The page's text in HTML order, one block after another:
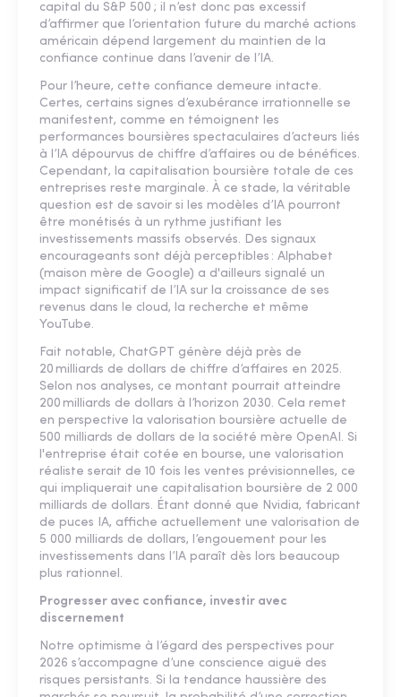
capital du S&P 500 ; il n’est donc pas excessif
d’affirmer que l’orientation future du marché actions
américain dépend largement du maintien de la
confiance continue dans l’avenir de l’IA.
Pour l’heure, cette confiance demeure intacte.
Certes, certains signes d’exubérance irrationnelle se
manifestent, comme en témoignent les
performances boursières spectaculaires d’acteurs liés
à l’IA dépourvus de chiffre d’affaires ou de bénéfices.
Cependant, la capitalisation boursière totale de ces
entreprises reste marginale. À ce stade, la véritable
question est de savoir si les modèles d’IA pourront
être monétisés à un rythme justifiant les
investissements massifs observés. Des signaux
encourageants sont déjà perceptibles : Alphabet
(maison mère de Google) a d'ailleurs signalé un
impact significatif de l’IA sur la croissance de ses
revenus dans le cloud, la recherche et même
YouTube.
Fait notable, ChatGPT génère déjà près de
20 milliards de dollars de chiffre d’affaires en 2025.
Selon nos analyses, ce montant pourrait atteindre
200 milliards de dollars à l’horizon 2030. Cela remet
en perspective la valorisation boursière actuelle de
500 milliards de dollars de la société mère OpenAI. Si
l'entreprise était cotée en bourse, une valorisation
réaliste serait de 10 fois les ventes prévisionnelles, ce
qui impliquerait une capitalisation boursière de 2 000
milliards de dollars. Étant donné que Nvidia, fabricant
de puces IA, affiche actuellement une valorisation de
5 000 milliards de dollars, l’engouement pour les
investissements dans l’IA paraît dès lors beaucoup
plus rationnel.
Progresser avec confiance, investir avec
discernement
Notre optimisme à l’égard des perspectives pour
2026 s’accompagne d’une conscience aiguë des
risques persistants. Si la tendance haussière des